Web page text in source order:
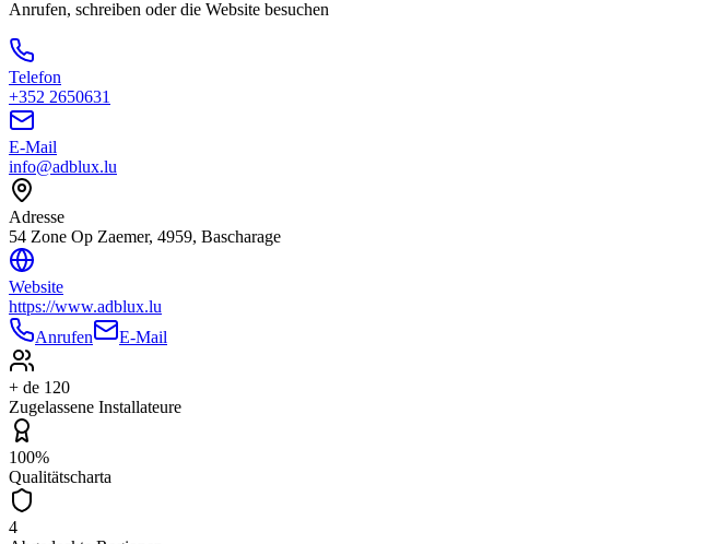
Anrufen, schreiben oder die Website besuchen
Telefon
+352 2650631
E-Mail
info@adblux.lu
Adresse
54 Zone Op Zaemer, 4959, Bascharage
Website
https://www.adblux.lu
Anrufen
E-Mail
+ de 120
Zugelassene Installateure
100%
Qualitätscharta
4